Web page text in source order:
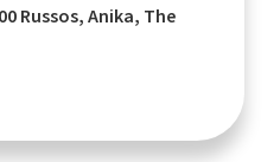
Russos, Anika, The